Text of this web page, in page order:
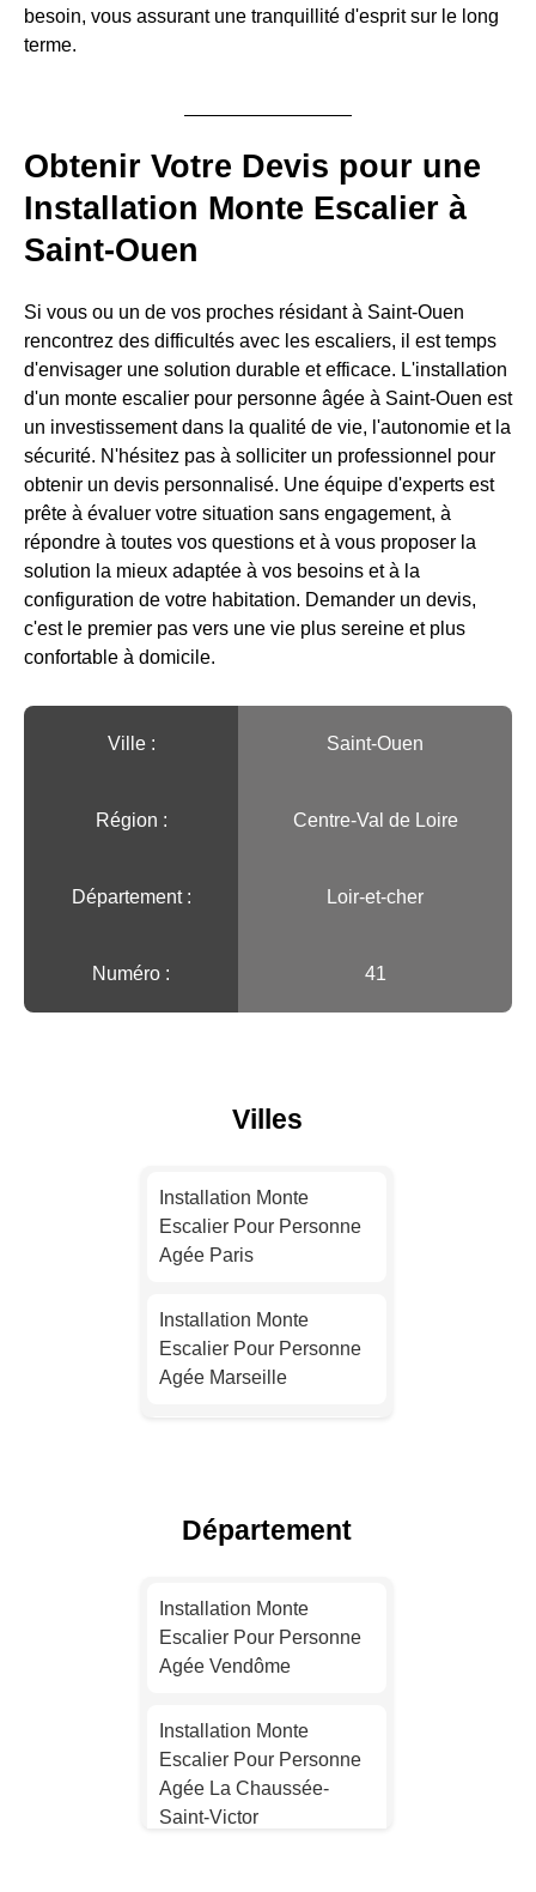
besoin, vous assurant une tranquillité d'esprit sur le long
terme.
Obtenir Votre Devis pour une
Installation Monte Escalier à
Saint-Ouen
Si vous ou un de vos proches résidant à Saint-Ouen
rencontrez des difficultés avec les escaliers, il est temps
d'envisager une solution durable et efficace. L'installation
d'un monte escalier pour personne âgée à Saint-Ouen est
un investissement dans la qualité de vie, l'autonomie et la
sécurité. N'hésitez pas à solliciter un professionnel pour
obtenir un devis personnalisé. Une équipe d'experts est
prête à évaluer votre situation sans engagement, à
répondre à toutes vos questions et à vous proposer la
solution la mieux adaptée à vos besoins et à la
configuration de votre habitation. Demander un devis,
c'est le premier pas vers une vie plus sereine et plus
confortable à domicile.
Ville :️ Saint-Ouen
Région :️ Centre-Val de Loire
Département : Loir-et-cher
Numéro : 41
Villes
Installation Monte
Escalier Pour Personne
Agée Paris
Installation Monte
Escalier Pour Personne
Agée Marseille
Installation Monte
Département
Installation Monte
Escalier Pour Personne
Agée Vendôme
Installation Monte
Escalier Pour Personne
Agée La Chaussée-
Saint-Victor